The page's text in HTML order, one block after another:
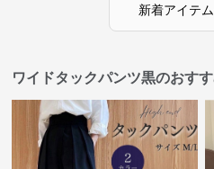
新着アイテ
ワイドタックパンツ黒のおす